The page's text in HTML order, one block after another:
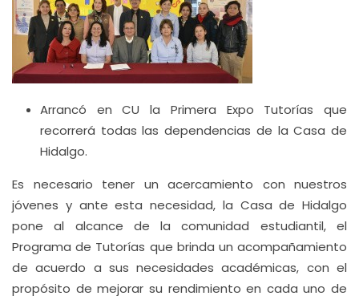
Arrancó en CU la Primera Expo Tutorías que
recorrerá todas las dependencias de la Casa de
Hidalgo.
Es necesario tener un acercamiento con nuestros
jóvenes y ante esta necesidad, la Casa de Hidalgo
pone al alcance de la comunidad estudiantil, el
Programa de Tutorías que brinda un acompañamiento
de acuerdo a sus necesidades académicas, con el
propósito de mejorar su rendimiento en cada uno de